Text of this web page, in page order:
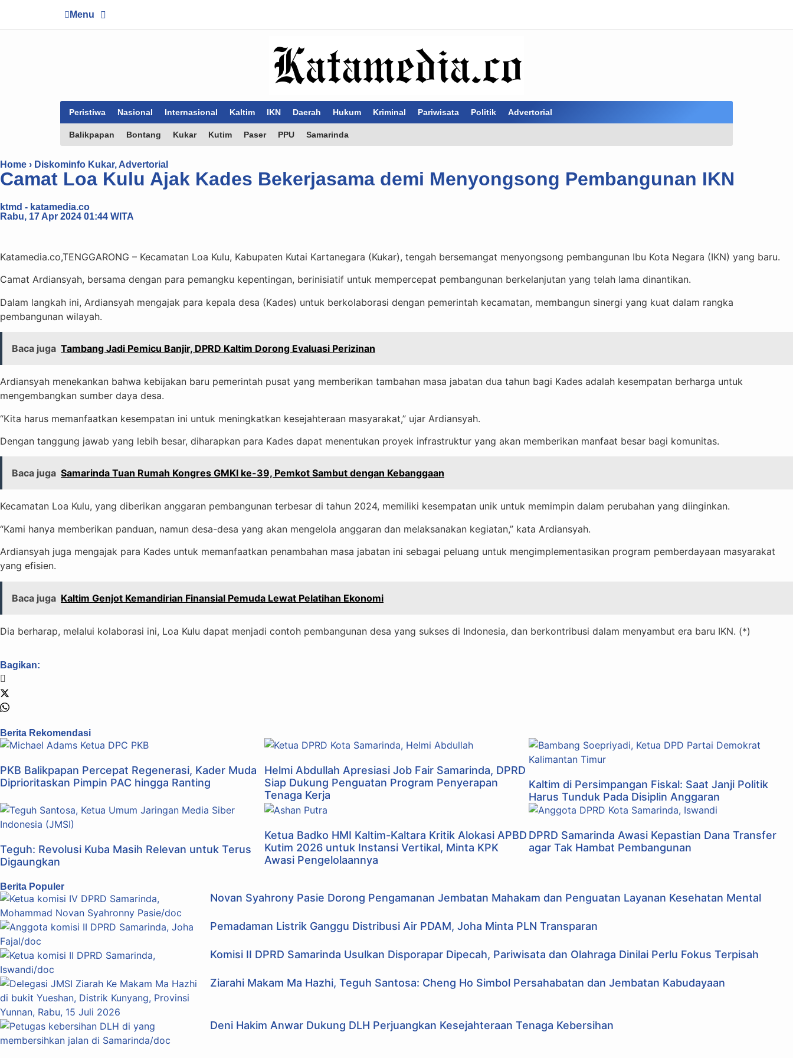
Menu
Peristiwa Nasional Internasional Kaltim IKN Daerah Hukum Kriminal Pariwisata Politik Advertorial
Balikpapan Bontang Kukar Kutim Paser PPU Samarinda
Home › Diskominfo Kukar, Advertorial
Camat Loa Kulu Ajak Kades Bekerjasama demi Menyongsong Pembangunan IKN
ktmd - katamedia.co
Rabu, 17 Apr 2024 01:44 WITA
Katamedia.co,TENGGARONG – Kecamatan Loa Kulu, Kabupaten Kutai Kartanegara (Kukar), tengah bersemangat menyongsong pembangunan Ibu Kota Negara (IKN) yang baru.
Camat Ardiansyah, bersama dengan para pemangku kepentingan, berinisiatif untuk mempercepat pembangunan berkelanjutan yang telah lama dinantikan.
Dalam langkah ini, Ardiansyah mengajak para kepala desa (Kades) untuk berkolaborasi dengan pemerintah kecamatan, membangun sinergi yang kuat dalam rangka
pembangunan wilayah.
Baca juga Tambang Jadi Pemicu Banjir, DPRD Kaltim Dorong Evaluasi Perizinan
Ardiansyah menekankan bahwa kebijakan baru pemerintah pusat yang memberikan tambahan masa jabatan dua tahun bagi Kades adalah kesempatan berharga untuk
mengembangkan sumber daya desa.
“Kita harus memanfaatkan kesempatan ini untuk meningkatkan kesejahteraan masyarakat,” ujar Ardiansyah.
Dengan tanggung jawab yang lebih besar, diharapkan para Kades dapat menentukan proyek infrastruktur yang akan memberikan manfaat besar bagi komunitas.
Baca juga Samarinda Tuan Rumah Kongres GMKI ke-39, Pemkot Sambut dengan Kebanggaan
Kecamatan Loa Kulu, yang diberikan anggaran pembangunan terbesar di tahun 2024, memiliki kesempatan unik untuk memimpin dalam perubahan yang diinginkan.
“Kami hanya memberikan panduan, namun desa-desa yang akan mengelola anggaran dan melaksanakan kegiatan,” kata Ardiansyah.
Ardiansyah juga mengajak para Kades untuk memanfaatkan penambahan masa jabatan ini sebagai peluang untuk mengimplementasikan program pemberdayaan masyarakat
yang efisien.
Baca juga Kaltim Genjot Kemandirian Finansial Pemuda Lewat Pelatihan Ekonomi
Dia berharap, melalui kolaborasi ini, Loa Kulu dapat menjadi contoh pembangunan desa yang sukses di Indonesia, dan berkontribusi dalam menyambut era baru IKN. (*)
Bagikan:
Berita Rekomendasi
PKB Balikpapan Percepat Regenerasi, Kader Muda
Diprioritaskan Pimpin PAC hingga Ranting
Helmi Abdullah Apresiasi Job Fair Samarinda, DPRD
Siap Dukung Penguatan Program Penyerapan
Tenaga Kerja
Kaltim di Persimpangan Fiskal: Saat Janji Politik
Harus Tunduk Pada Disiplin Anggaran
Teguh: Revolusi Kuba Masih Relevan untuk Terus
Digaungkan
Ketua Badko HMI Kaltim-Kaltara Kritik Alokasi APBD
Kutim 2026 untuk Instansi Vertikal, Minta KPK
Awasi Pengelolaannya
DPRD Samarinda Awasi Kepastian Dana Transfer
agar Tak Hambat Pembangunan
Berita Populer
Novan Syahrony Pasie Dorong Pengamanan Jembatan Mahakam dan Penguatan Layanan Kesehatan Mental
Pemadaman Listrik Ganggu Distribusi Air PDAM, Joha Minta PLN Transparan
Komisi II DPRD Samarinda Usulkan Disporapar Dipecah, Pariwisata dan Olahraga Dinilai Perlu Fokus Terpisah
Ziarahi Makam Ma Hazhi, Teguh Santosa: Cheng Ho Simbol Persahabatan dan Jembatan Kabudayaan
Deni Hakim Anwar Dukung DLH Perjuangkan Kesejahteraan Tenaga Kebersihan